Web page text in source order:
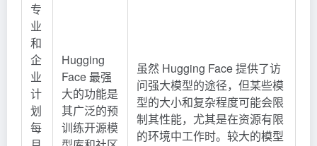
专
业
和
企
业
计
划
每
Hugging
Face 最强
大的功能是
其广泛的预
训练开源模
虽然 Hugging Face 提供了访
问强大模型的途径，但某些模
型的大小和复杂程度可能会限
制其性能，尤其是在资源有限
的环境中工作时。较大的模型